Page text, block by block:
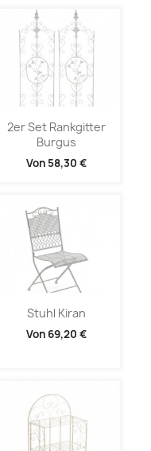
2er Set Rankgitter
Burgus
Von 58,30 €
Stuhl Kiran
Von 69,20 €